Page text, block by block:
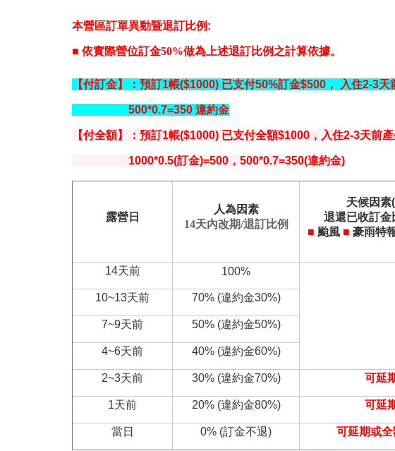
本營區訂單異動暨退訂比例:
■ 依實際營位訂金50%做為上述退訂比例之計算依據。
【付訂金】：預訂1帳($1000) 已支付50%訂金$500， 入住2-3天
500*0.7=350 違約金
【付全額】 ：預訂1帳($1000) 已支付全額$1000， 入住2-3天前
1000*0.5(訂金)=500，500*0.7=350(違約金)
露營日
人為因素
14天內改期/退訂比例
天候因素
退還已收訂金
■ 颱風 ■ 豪雨特
14天前 100%
10~13天前 70% (違約金30%)
7~9天前 50%(違約金50%)
4~6天前 40%(違約金60%)
2~3天前 30%(違約金70%) 可延
1天前 20%(違約金80%) 可延
當日 0% (訂金不退) 可延期或